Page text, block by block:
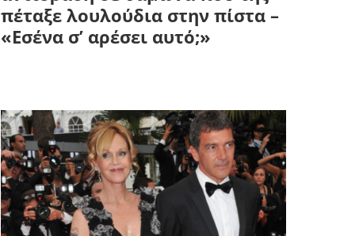
πέταξε λουλούδια στην πίστα –
«Εσένα σ’ αρέσει αυτό;»